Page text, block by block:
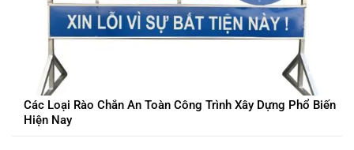
Các Loại Rào Chắn An Toàn Công Trình Xây Dựng Phổ Biến
Hiện Nay